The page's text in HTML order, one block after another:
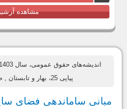
مشاهده
پیاپی 25، بهار و تابستان
,
مبانی ساماندهی فضای